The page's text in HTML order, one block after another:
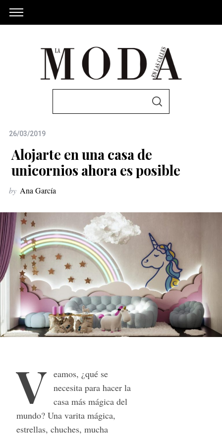
c
f
o
S
26/03/2019
Alojarte en una casa de
unicornios ahora es posible
by Ana García
V
eamos, ¿qué se
necesita para hacer la
casa más mágica del
mundo? Una varita mágica,
estrellas, chuches, mucha